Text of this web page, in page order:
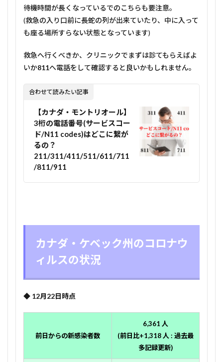
待機時間が長くなっているでのこちらも要注意。
(救急の入り口前に長蛇の列が出来ていたり、中に入って
も座る場所すらない状態となっています)
救急へ行くべきか、クリニックでまずは診てもらえばよ
いか811へ電話をして確認すると良いかもしれません。
合わせて読みたい記事
【カナダ・モントリオール】
3桁の電話番号(サービスコー
ド/N11 codes)はどこに繋が
るの？
211/311/411/511/611/711
/811/911
カナダ・ケベック州のコロナウ
ィルスの状況
◆ 12月22日時点
前日からの新感染者数
6,361 人
(前日比+1,318 人 : 過去最
多記録更新)